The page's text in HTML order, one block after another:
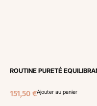
ROUTINE PURETÉ
151,50 €Ajouter au panier